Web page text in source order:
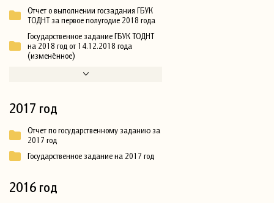
Отчет о выполнении госзадания ГБУК
ТОДНТ за первое полугодие 2018 года
Государственное задание ГБУК ТОДНТ
на 2018 год от 14.12.2018 года
(изменённое)
2017 год
Отчет по государственному заданию за
2017 год
Государственное задание на 2017 год
2016 год